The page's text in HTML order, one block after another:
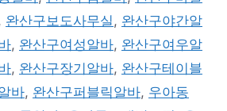
, 완산구보도사무실 , 완산구야간알
, 완산구여성알바, 완산구여우알
, 완산구장기알바, 완산구테이블
바, 완산구퍼블릭알바, 우아동